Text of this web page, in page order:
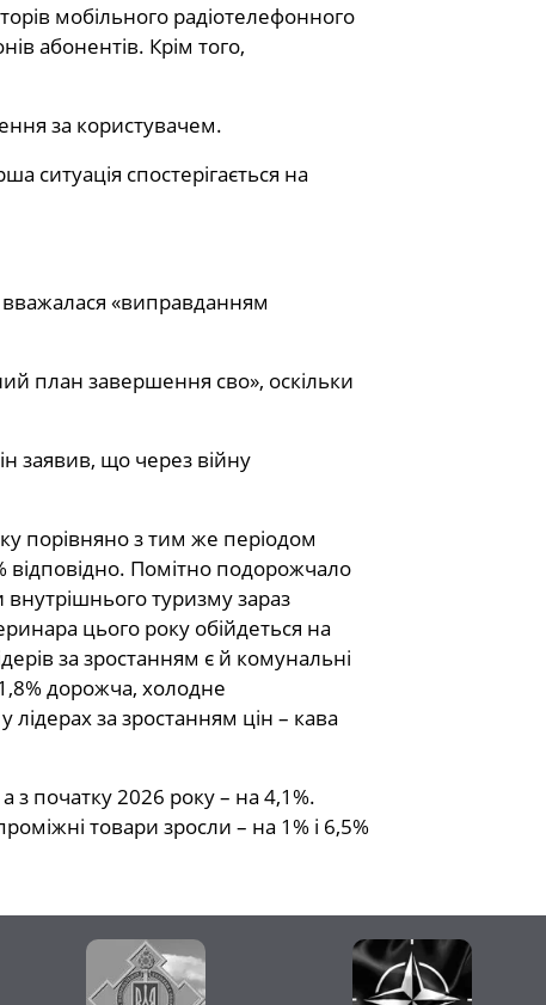
мобільного радіотелефонного
абонентів. Крім того,
за користувачем.
ситуація спостерігається на
«виправданням
план завершення сво», оскільки
заявив, що через війну
порівняно з тим же періодом
відповідно. Помітно подорожчало
внутрішнього туризму зараз
цього року обійдеться на
за зростанням є й комунальні
дорожча, холодне
за зростанням цін – кава
з початку 2026 року – на 4,1%.
товари зросли – на 1% і 6,5%